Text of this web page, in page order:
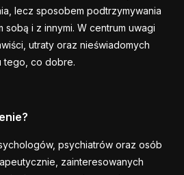
lecz sposobem podtrzymywania
sobą i z innymi. W centrum uwagi
utraty oraz nieświadomych
tego, co dobre.
psychiatrów oraz osób
zainteresowanych